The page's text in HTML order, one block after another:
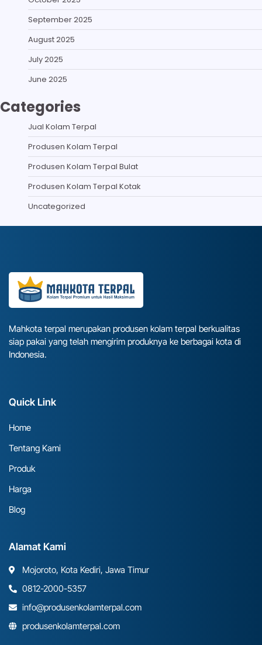
September 2025
August 2025
July 2025
June 2025
Categories
Jual Kolam Terpal
Produsen Kolam Terpal
Produsen Kolam Terpal Bulat
Produsen Kolam Terpal Kotak
Uncategorized
Mahkota terpal merupakan produsen kolam terpal berkualitas
siap pakai yang telah mengirim produknya ke berbagai kota di
Indonesia.
Quick Link
Home
Tentang Kami
Produk
Harga
Blog
Alamat Kami
Mojoroto, Kota Kediri, Jawa Timur
0812-2000-5357
info@produsenkolamterpal.com
produsenkolamterpal.com